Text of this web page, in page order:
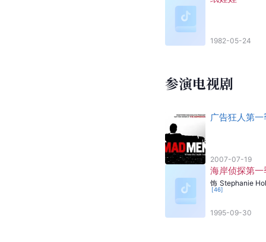
1982-05-24
参演电视剧
广告狂人第一
2007-07-19
海岸侦探第一
饰 Stephanie
[46]
1995-09-30